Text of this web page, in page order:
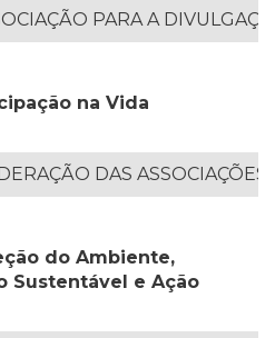
PARA A
na Vida
DAS
do Ambiente,
Sustentável e Ação